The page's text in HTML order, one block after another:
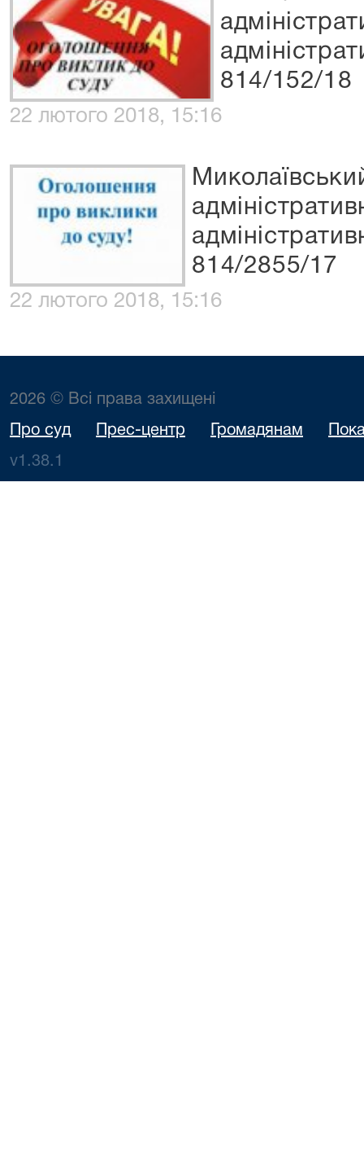
814/152/18
22 лютого 2018, 15:16
814/2855/17
22 лютого 2018, 15:16
2026 © Всі права захищені
Про суд Прес-центр Громадянам
v1.38.1